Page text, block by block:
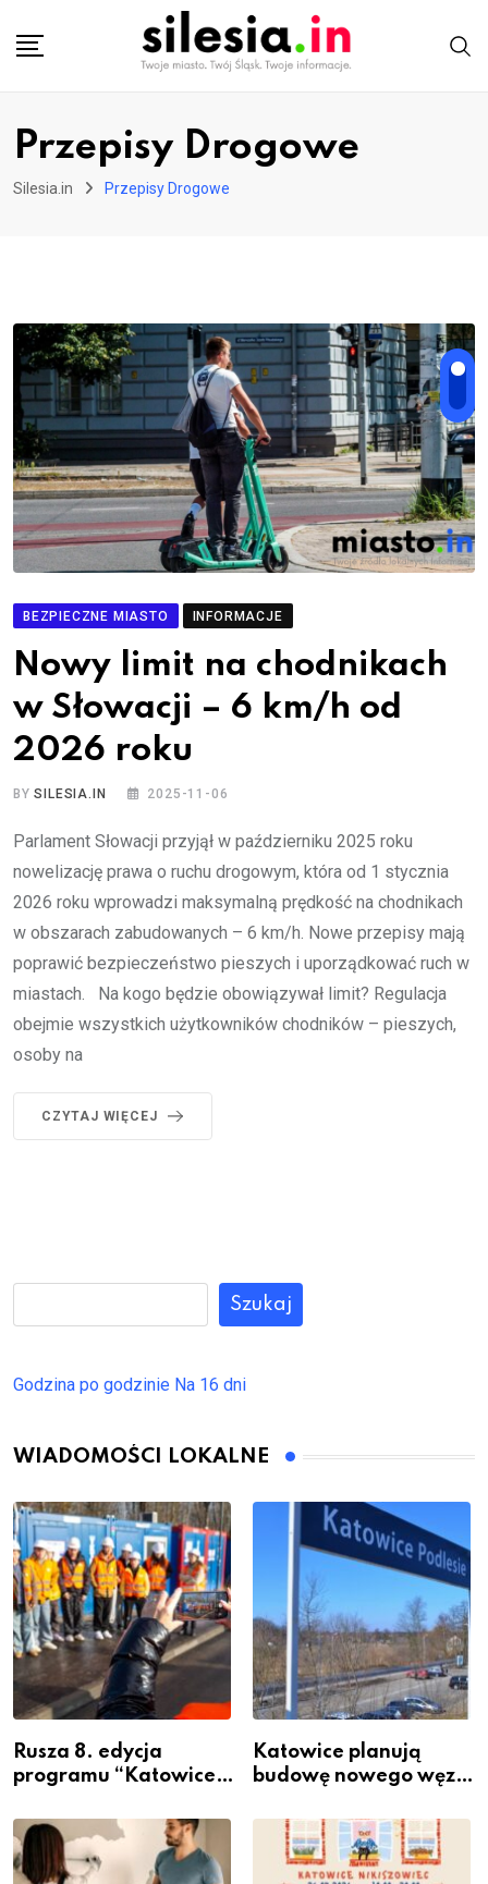
Przepisy Drogowe
Silesia.in Przepisy Drogowe
BEZPIECZNE MIASTO INFORMACJE
Nowy limit na chodnikach
w Słowacji – 6 km/h od
2026 roku
BYSILESIA.IN 2025-11-06
Parlament Słowacji przyjął w październiku 2025 roku
nowelizację prawa o ruchu drogowym, która od 1 stycznia
2026 roku wprowadzi maksymalną prędkość na chodnikach
w obszarach zabudowanych – 6 km/h. Nowe przepisy mają
poprawić bezpieczeństwo pieszych i uporządkować ruch w
miastach. Na kogo będzie obowiązywał limit? Regulacja
obejmie wszystkich użytkowników chodników – pieszych,
osoby na
CZYTAJ WIĘCEJ
Szukaj
Godzina po godzinie Na 16 dni
WIADOMOŚCI LOKALNE
Rusza 8. edycja
programu “Katowice
– nabór dla
przedsiębiorców
Katowice planują
budowę nowego węzła
Podlesiu